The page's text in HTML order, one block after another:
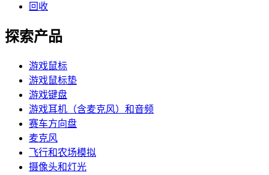
回收
探索产品
游戏鼠标
游戏鼠标垫
游戏键盘
游戏耳机（含麦克风）和音频
赛车方向盘
麦克风
飞行和农场模拟
摄像头和灯光